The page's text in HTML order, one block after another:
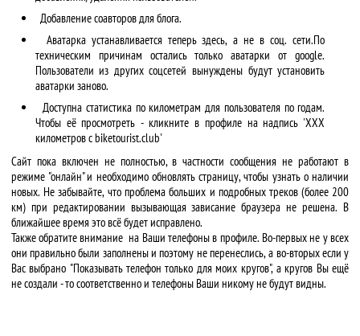
Добавление соавторов для блога.
Аватарка устанавливается теперь здесь, а не в соц. сети.По
техническим причинам остались только аватарки от google.
Пользователи из других соцсетей вынуждены будут установить
аватарки заново.
Доступна статистика по километрам для пользователя по годам.
Чтобы её просмотреть - кликните в профиле на надпись 'XXX
километров с biketourist.club'
Сайт пока включен не полностью, в частности сообщения не работают в
режиме "онлайн" и необходимо обновлять страницу, чтобы узнать о наличии
новых. Не забывайте, что проблема больших и подробных треков (более 200
км) при редактировании вызывающая зависание браузера не решена. В
ближайшее время это всё будет исправлено.
Также обратите внимание на Ваши телефоны в профиле. Во-первых не у всех
они правильно были заполнены и поэтому не перенеслись, а во-вторых если у
Вас выбрано "Показывать телефон только для моих кругов", а кругов Вы ещё
не создали - то соответственно и телефоны Ваши никому не будут видны.